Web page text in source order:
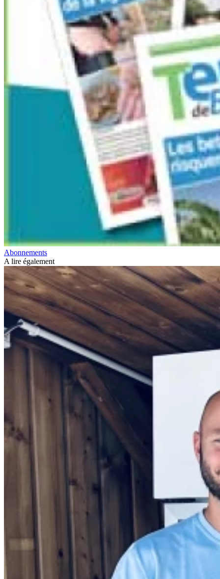
Abonnements
A lire également